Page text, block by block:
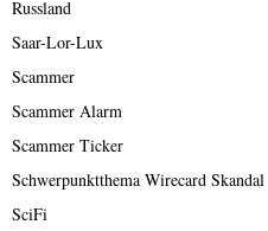
Russland
Saar-Lor-Lux
Scammer
Scammer Alarm
Scammer Ticker
Schwerpunktthema Wirecard Skandal
SciFi